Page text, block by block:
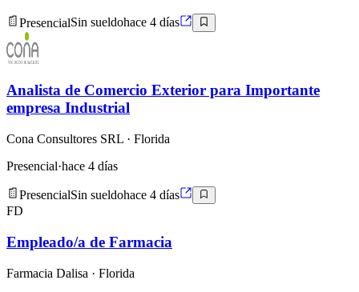
PresencialSin sueldohace 4 días
Analista de Comercio Exterior para Importante
empresa Industrial
Cona Consultores SRL · Florida
Presencial·hace 4 días
PresencialSin sueldohace 4 días
FD
Empleado/a de Farmacia
Farmacia Dalisa · Florida